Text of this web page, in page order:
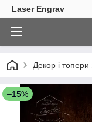
Laser Engrav
Декор і
–15%